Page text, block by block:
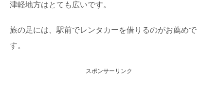
津軽地方はとても広いです。
旅の足には、駅前でレンタカーを借りるのがお薦めで
す。
スポンサーリンク